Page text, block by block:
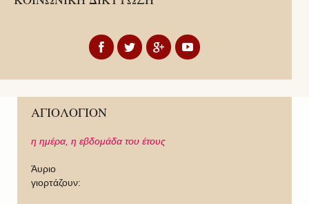
ΑΓΙΟΛΟΓΙΟΝ
η ημέρα, η εβδομάδα του έτους
Άυριο
γιορτάζουν: